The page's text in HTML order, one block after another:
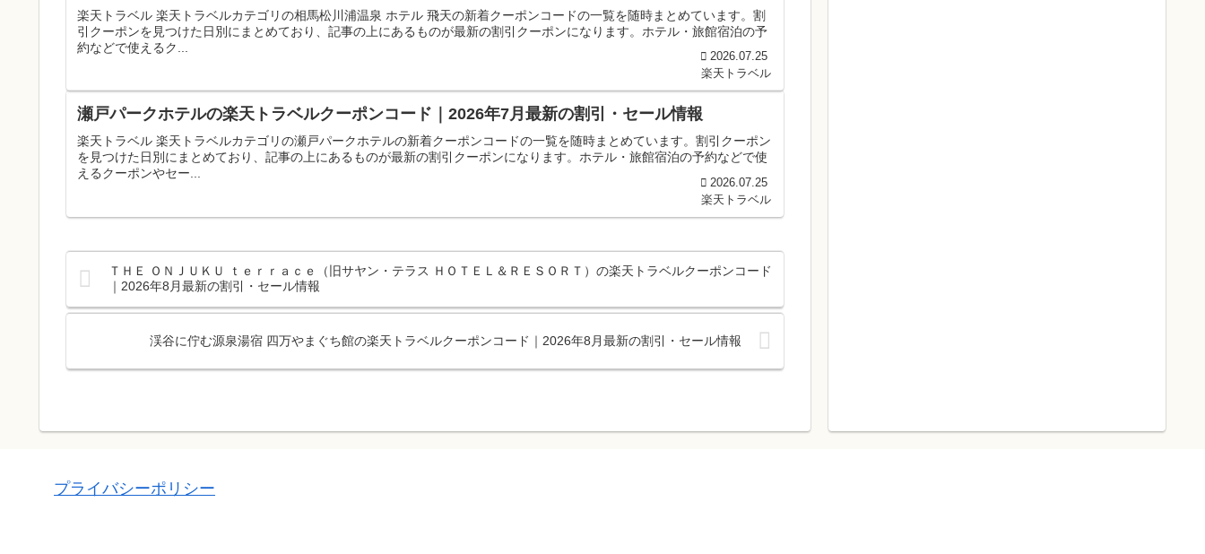
楽天トラベル 楽天トラベルカテゴリの相馬松川浦温泉 ホテル 飛天の新着クーポンコードの一覧を随時まとめています。割
引クーポンを見つけた日別にまとめており、記事の上にあるものが最新の割引クーポンになります。ホテル・旅館宿泊の予
約などで使えるク...
2026.07.25
楽天トラベル
瀬戸パークホテルの楽天トラベルクーポンコード｜2026年7月最新の割引・セール情報
楽天トラベル 楽天トラベルカテゴリの瀬戸パークホテルの新着クーポンコードの一覧を随時まとめています。割引クーポン
を見つけた日別にまとめており、記事の上にあるものが最新の割引クーポンになります。ホテル・旅館宿泊の予約などで使
えるクーポンやセー...
2026.07.25
楽天トラベル
ＴＨＥ ＯＮＪＵＫＵ ｔｅｒｒａｃｅ（旧サヤン・テラス ＨＯＴＥＬ＆ＲＥＳＯＲＴ）の楽天トラベルクーポンコード
｜2026年8月最新の割引・セール情報
渓谷に佇む源泉湯宿 四万やまぐち館の楽天トラベルクーポンコード｜2026年8月最新の割引・セール情報
プライバシーポリシー